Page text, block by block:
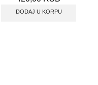
DODAJ U KORPU